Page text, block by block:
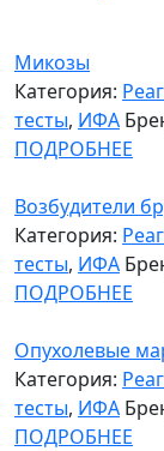
Микозы
Категория:
тесты, ИФА
ПОДРОБНЕЕ
Возбудители
Категория:
тесты, ИФА
ПОДРОБНЕЕ
Опухолевые
Категория:
тесты, ИФА
ПОДРОБНЕЕ